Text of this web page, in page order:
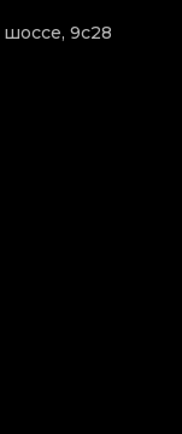
9с28